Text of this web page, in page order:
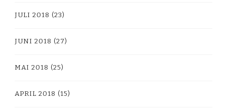
JULI 2018 (23)
JUNI 2018 (27)
MAI 2018 (25)
APRIL 2018 (15)